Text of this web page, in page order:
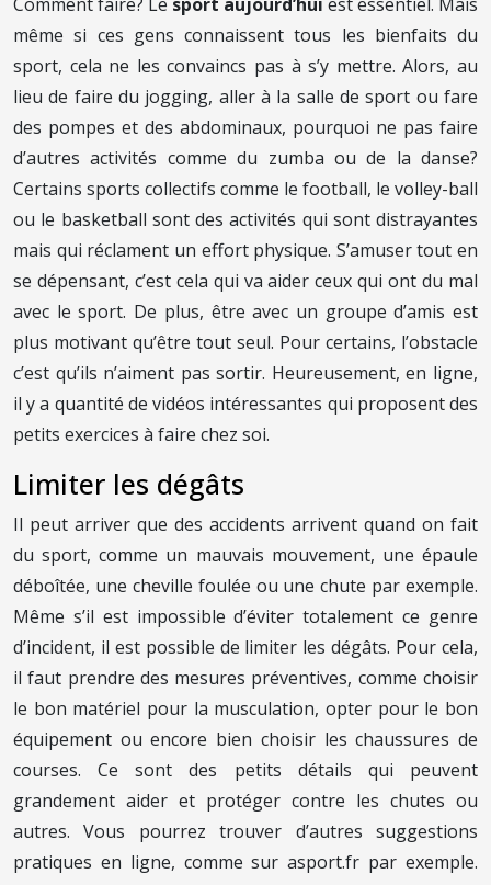
même si ces gens connaissent tous les bienfaits du
sport, cela ne les convaincs pas à s’y mettre. Alors, au
lieu de faire du jogging, aller à la salle de sport ou fare
des pompes et des abdominaux, pourquoi ne pas faire
d’autres activités comme du zumba ou de la danse?
Certains sports collectifs comme le football, le volley-ball
ou le basketball sont des activités qui sont distrayantes
mais qui réclament un effort physique. S’amuser tout en
se dépensant, c’est cela qui va aider ceux qui ont du mal
avec le sport. De plus, être avec un groupe d’amis est
plus motivant qu’être tout seul. Pour certains, l’obstacle
c’est qu’ils n’aiment pas sortir. Heureusement, en ligne,
il y a quantité de vidéos intéressantes qui proposent des
petits exercices à faire chez soi.
Limiter les dégâts
Il peut arriver que des accidents arrivent quand on fait
du sport, comme un mauvais mouvement, une épaule
déboîtée, une cheville foulée ou une chute par exemple.
Même s’il est impossible d’éviter totalement ce genre
d’incident, il est possible de limiter les dégâts. Pour cela,
il faut prendre des mesures préventives, comme choisir
le bon matériel pour la musculation, opter pour le bon
équipement ou encore bien choisir les chaussures de
courses. Ce sont des petits détails qui peuvent
grandement aider et protéger contre les chutes ou
autres. Vous pourrez trouver d’autres suggestions
pratiques en ligne, comme sur asport.fr par exemple.